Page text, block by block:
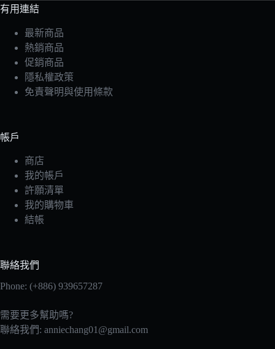
有用連結
最新商品
熱銷商品
促銷商品
隱私權政策
免責聲明與使用條款
帳戶
商店
我的帳戶
許願清單
我的購物車
結帳
聯絡我們
Phone: (+886) 939657287
需要更多幫助嗎?
聯絡我們: anniechang01@gmail.com